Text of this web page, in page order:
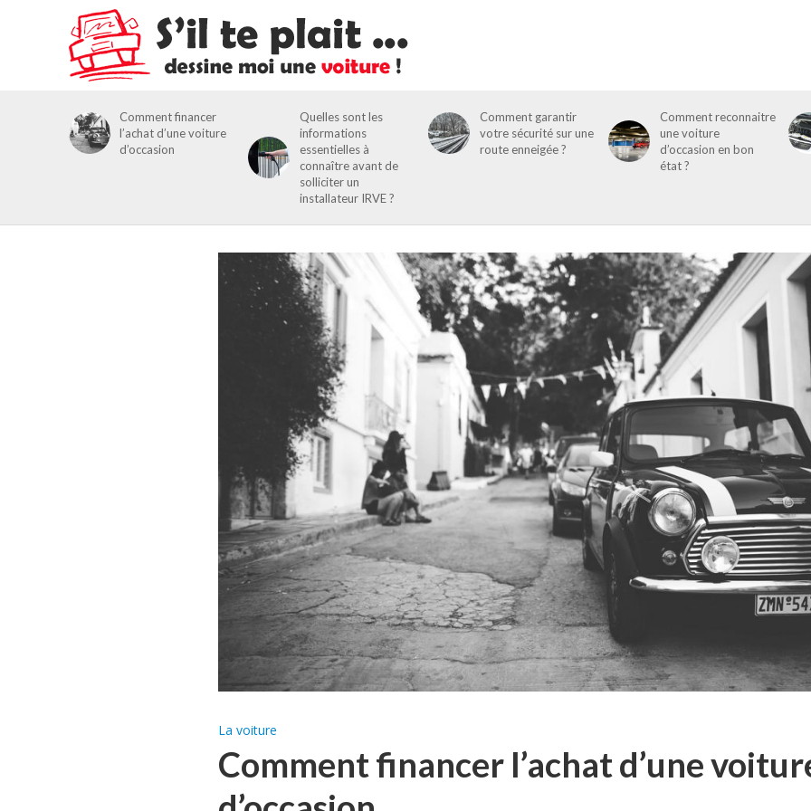
Comment financer
l’achat d’une voiture
d’occasion
Quelles sont les
informations
essentielles à
connaître avant de
solliciter un
installateur IRVE ?
Comment garantir
votre sécurité sur une
route enneigée ?
Comment reconnaitre
une voiture
d’occasion en bon
état ?
La voiture
Comment financer l’achat d’une